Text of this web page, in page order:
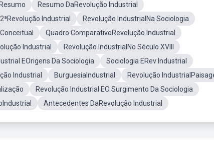
Resumo DaRevolução Industrial
2ªRevolução Industrial
Revolução IndustrialNa Sociologia
Quadro ComparativoRevolução Industrial
Industrial
Revolução IndustrialNo Século XVIII
EOrigens Da Sociologia
Sociologia ERev Industrial
Industrial BurguesiaIndustrial
Revolução
Revolução Industrial EO Surgimento Da Sociologia
Antecedentes DaRevolução Industrial